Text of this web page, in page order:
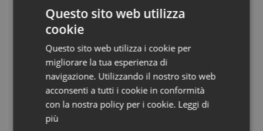
Veneto
Oncoematologia
Oncologia & Nutrizione
Psoriasi & pelle
Quotidiano Cardiologia
consultazione pubblica sul
Documento di indirizzo
Clima, salute e migrazioni. L’Oms
lancia le priorità globali della ricerca:
“Servono più evidenze per guidare le
politiche sanitarie”
Questo sito web utilizza
cookie
Questo sito web utilizza i cookie per
migliorare la tua esperienza di
navigazione. Utilizzando il nostro sito web
acconsenti a tutti i cookie in conformità
con la nostra policy per i cookie. Leggi di
più